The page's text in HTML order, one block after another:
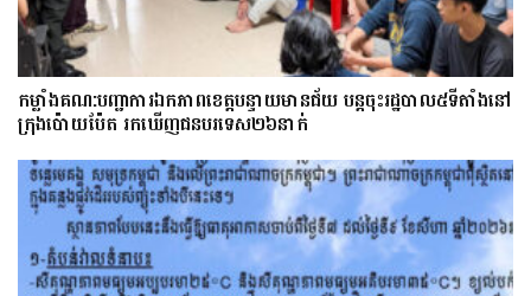
កម្លាំងគណ:បញ្ជាការឯកភាពខេត្តបន្ទាយមានជ័យ បន្តចុះរដ្ឋបាល៥ទីតាំងនៅ
ក្រុងប៉ោយប៉ែត រកឃើញជនបរទេស២៦នាក់